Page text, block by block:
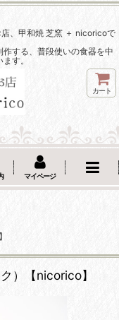
、甲和焼 芝窯 ＋ nicoricoで
する、普段使いの食器を中
す。
カート
マイページ
）【nicorico】